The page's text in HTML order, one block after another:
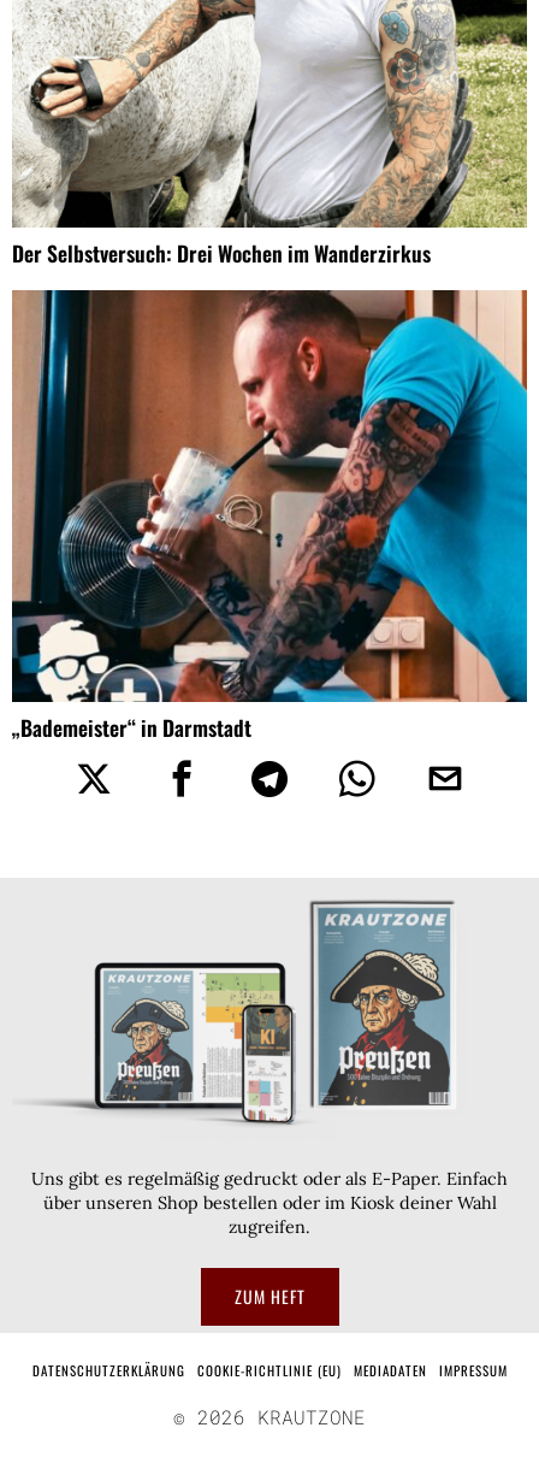
Der Selbstversuch: Drei Wochen im Wanderzirkus
„Bademeister“ in Darmstadt
Uns gibt es regelmäßig gedruckt oder als E-Paper. Einfach
über unseren Shop bestellen oder im Kiosk deiner Wahl
zugreifen.
ZUM HEFT
DATENSCHUTZERKLÄRUNG COOKIE-RICHTLINIE (EU) MEDIADATEN IMPRESSUM
© 2026 KRAUTZONE